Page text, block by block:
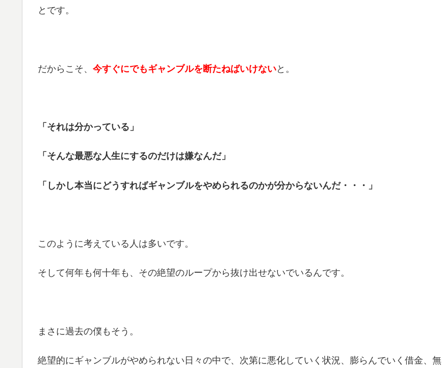
とです。
だからこそ、 今すぐにでもギャンブルを断たねばいけないと。
「それは分かっている」
「そんな最悪な人生にするのだけは嫌なんだ」
「しかし本当にどうすればギャンブルをやめられるのかが分からないんだ・・・」
このように考えている人は多いです。
そして何年も何十年も、その絶望のループから抜け出せないでいるんです。
まさに過去の僕もそう。
絶望的にギャンブルがやめられない日々の中で、次第に悪化していく状況、膨らんでいく借金、無